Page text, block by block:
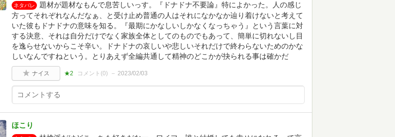
ネタバレ
題材が題材なもんで息苦しいっす。『ドナドナ不要論』特によかった。人の感じ
方ってそれぞれなんだなぁ、と受け止め普通の人はそれになかなか辿り着けないと考えて
いた彼もドナドナの意味を知る。『最期にかなしいしかなくなっちゃう』という言葉に対
する決意、それは自分だけでなく家族全体としてのものでもあって、簡単に切れないし目
を逸らせないからこそ辛い。ドナドナの哀しいや悲しいそれだけで終わらないためのかな
しいなんですねという。とりあえず全編共通して精神のどこかが抉られる事は確かだ
ナイス ★2 コメント(0) 2023/02/03
ほこり